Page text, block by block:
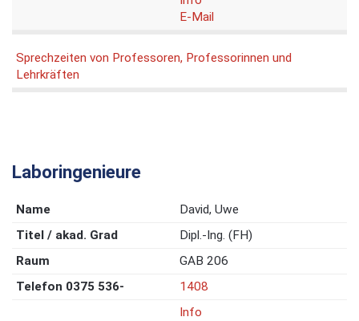
E-Mail
Sprechzeiten von Professoren, Professorinnen und
Lehrkräften
Laboringenieure
David, Uwe
Dipl.-Ing. (FH)
GAB 206
1408
Info